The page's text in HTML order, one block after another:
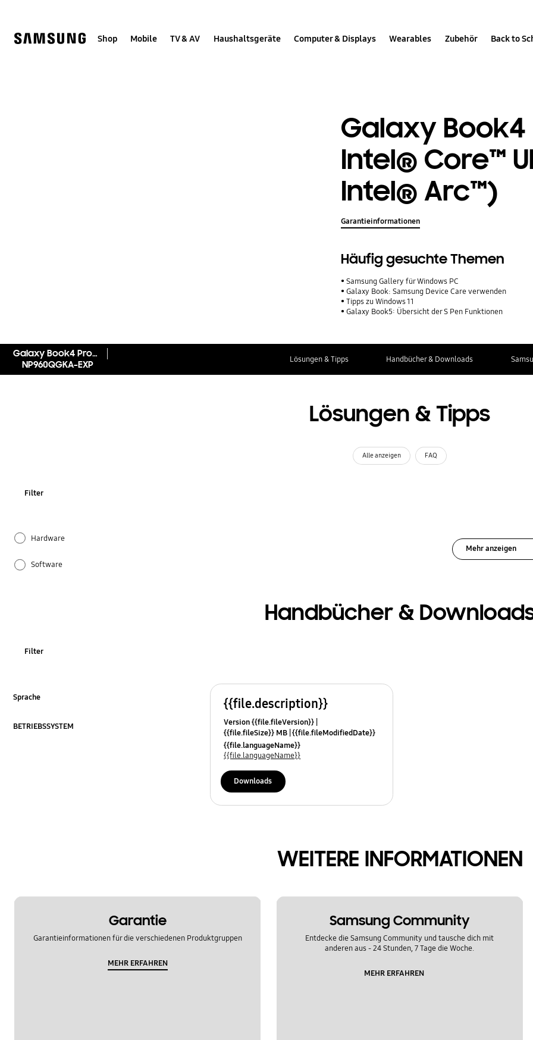
help
Shop Mobile TV & AV Haushaltsgeräte Computer & Displays Wearables Zubehör Back to
Galaxy Book4
Intel® Core™
Intel® Arc™)
Garantieinformationen
Häufig gesuchte Themen
Samsung Gallery für Windows PC
Galaxy Book: Samsung Device Care verwenden
Tipps zu Windows 11
Galaxy Book5: Übersicht der S Pen Funktionen
Galaxy Book4 Pro 360 (16", Intel® Core™ Ultra 7, 32 GB, Intel® Arc™)
NP960QGKA-EXP
Lösungen & Tipps Handbücher & Downloads
Lösungen & Tipps
Alle anzeigen FAQ
Filter
Hardware
Software
Mehr anzeigen
Handbücher &
Filter
Sprache
BETRIEBSSYSTEM
{{file.description}}
Version {{file.fileVersion}}
{{file.fileSize}} MB {{file.fileModifiedDate}}
{{file.osNames}}
{{file.languageName}}
{{file.languageName}}
Downloads
WEITERE INFORMATIONEN
Garantie
Garantieinformationen für die verschiedenen Produktgruppen
MEHR ERFAHREN
Samsung Community
Entdecke die Samsung Community und tausche dich mit
anderen aus - 24 Stunden, 7 Tage die Woche.
MEHR ERFAHREN